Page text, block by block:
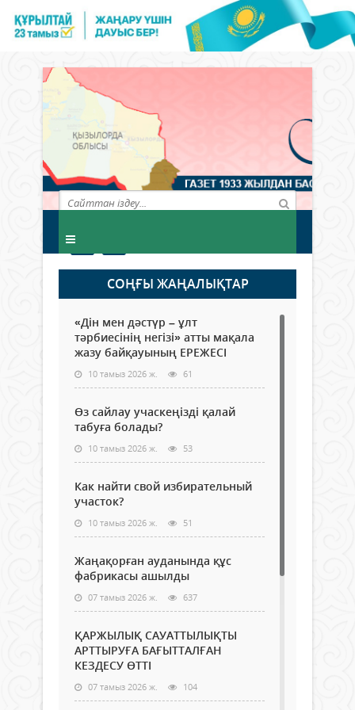
СОҢҒЫ ЖАҢАЛЫҚТАР
«Дін мен дәстүр – ұлт
тәрбиесінің негізі» атты мақала
жазу байқауының ЕРЕЖЕСІ
10 тамыз 2026 ж. 61
Өз сайлау учаскеңізді қалай
табуға болады?
10 тамыз 2026 ж. 53
Как найти свой избирательный
участок?
10 тамыз 2026 ж. 51
Жаңақорған ауданында құс
фабрикасы ашылды
07 тамыз 2026 ж. 637
ҚАРЖЫЛЫҚ САУАТТЫЛЫҚТЫ
АРТТЫРУҒА БАҒЫТТАЛҒАН
КЕЗДЕСУ ӨТТІ
07 тамыз 2026 ж. 104